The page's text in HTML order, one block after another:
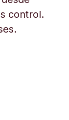
control.